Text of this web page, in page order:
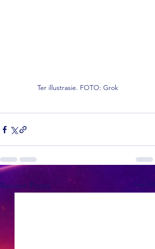
Ter illustrasie. FOTO: Grok
Recent Posts See All